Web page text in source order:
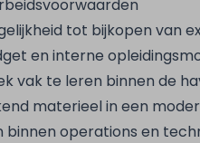
tot bijkopen van
en interne
vak te leren binnen de
materieel in een
binnen operations en